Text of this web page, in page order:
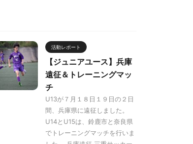
活動レポート
【ジュニアユース】兵庫
遠征＆トレーニングマッ
チ
U13が７月１８日１９日の２日
間、兵庫県に遠征しました。
U14とU15は、鈴鹿市と奈良県
でトレーニングマッチを行いま